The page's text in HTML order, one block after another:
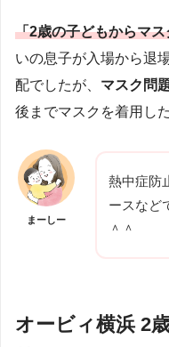
「2歳の子どもからマス
いの息子が入場から退
配でしたが、 マスク問
後までマスクを着用し
まーしー
熱中症防
ースなど
＾＾
オービィ横浜 2